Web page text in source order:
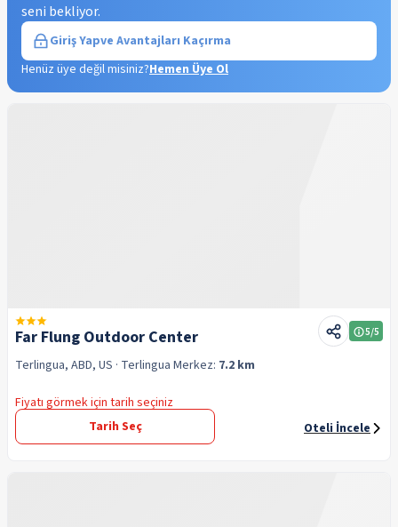
seni bekliyor.
Giriş Yapve Avantajları Kaçırma
Henüz üye değil misiniz?Hemen Üye Ol
Far Flung Outdoor Center 5/5
Terlingua, ABD, US · Terlingua Merkez: 7.2 km
Fiyatı görmek için tarih seçiniz
Tarih Seç
Oteli İncele